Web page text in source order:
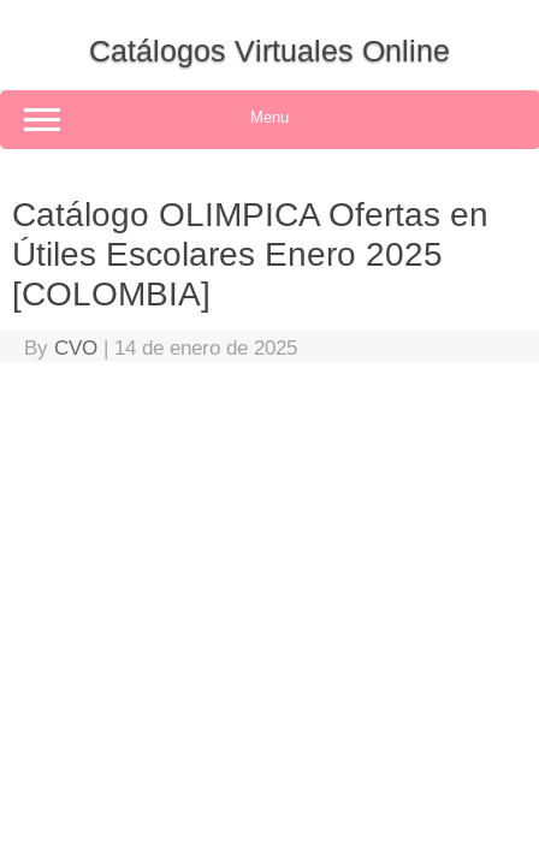
Catálogos Virtuales Online
Menu
Catálogo OLIMPICA Ofertas en
Útiles Escolares Enero 2025
[COLOMBIA]
By CVO | 14 de enero de 2025